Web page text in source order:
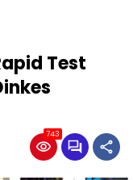
Test
743